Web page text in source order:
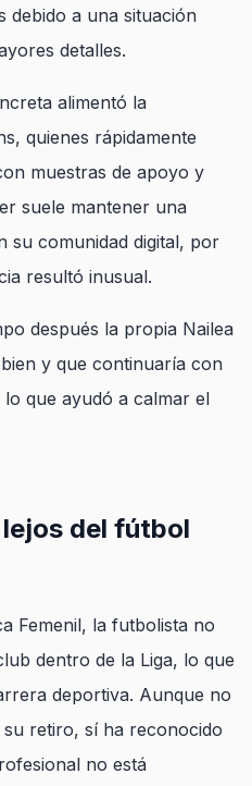
debido a una situación
detalles.
alimentó la
quienes rápidamente
muestras de apoyo y
suele mantener una
su comunidad digital, por
resultó inusual.
después la propia Nailea
y que continuaría con
lo que ayudó a calmar el
del fútbol
Femenil, la futbolista no
dentro de la Liga, lo que
deportiva. Aunque no
retiro, sí ha reconocido
no está